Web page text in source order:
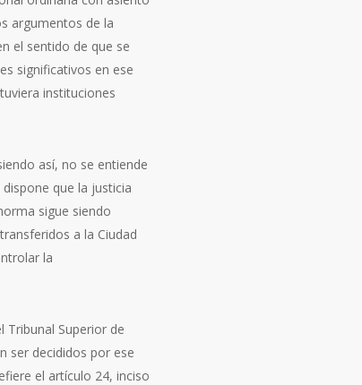
argumentos de la
el sentido de que se
significativos en ese
instituciones
así, no se entiende
que la justicia
sigue siendo
a la Ciudad
la
Tribunal Superior de
ser decididos por ese
el artículo 24, inciso